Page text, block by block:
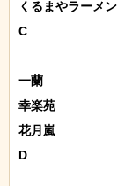
くるまやラーメン
C
一蘭
幸楽苑
花月嵐
D